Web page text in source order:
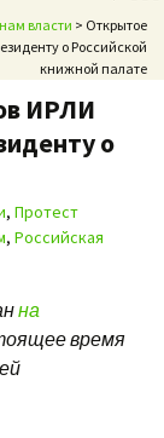
власти > Открытое
о Российской
книжной палате
ИРЛИ
о
, Протест
, Российская
на
время